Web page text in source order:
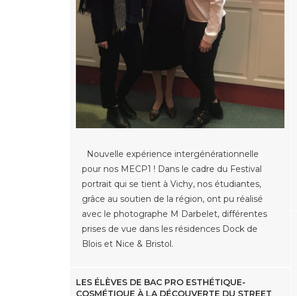
Nouvelle expérience intergénérationnelle
pour nos MECP1 ! Dans le cadre du Festival
portrait qui se tient à Vichy, nos étudiantes,
grâce au soutien de la région, ont pu réalisé
avec le photographe M Darbelet, différentes
prises de vue dans les résidences Dock de
Blois et Nice & Bristol.
LES ÉLÈVES DE BAC PRO ESTHÉTIQUE-
COSMÉTIQUE À LA DÉCOUVERTE DU STREET